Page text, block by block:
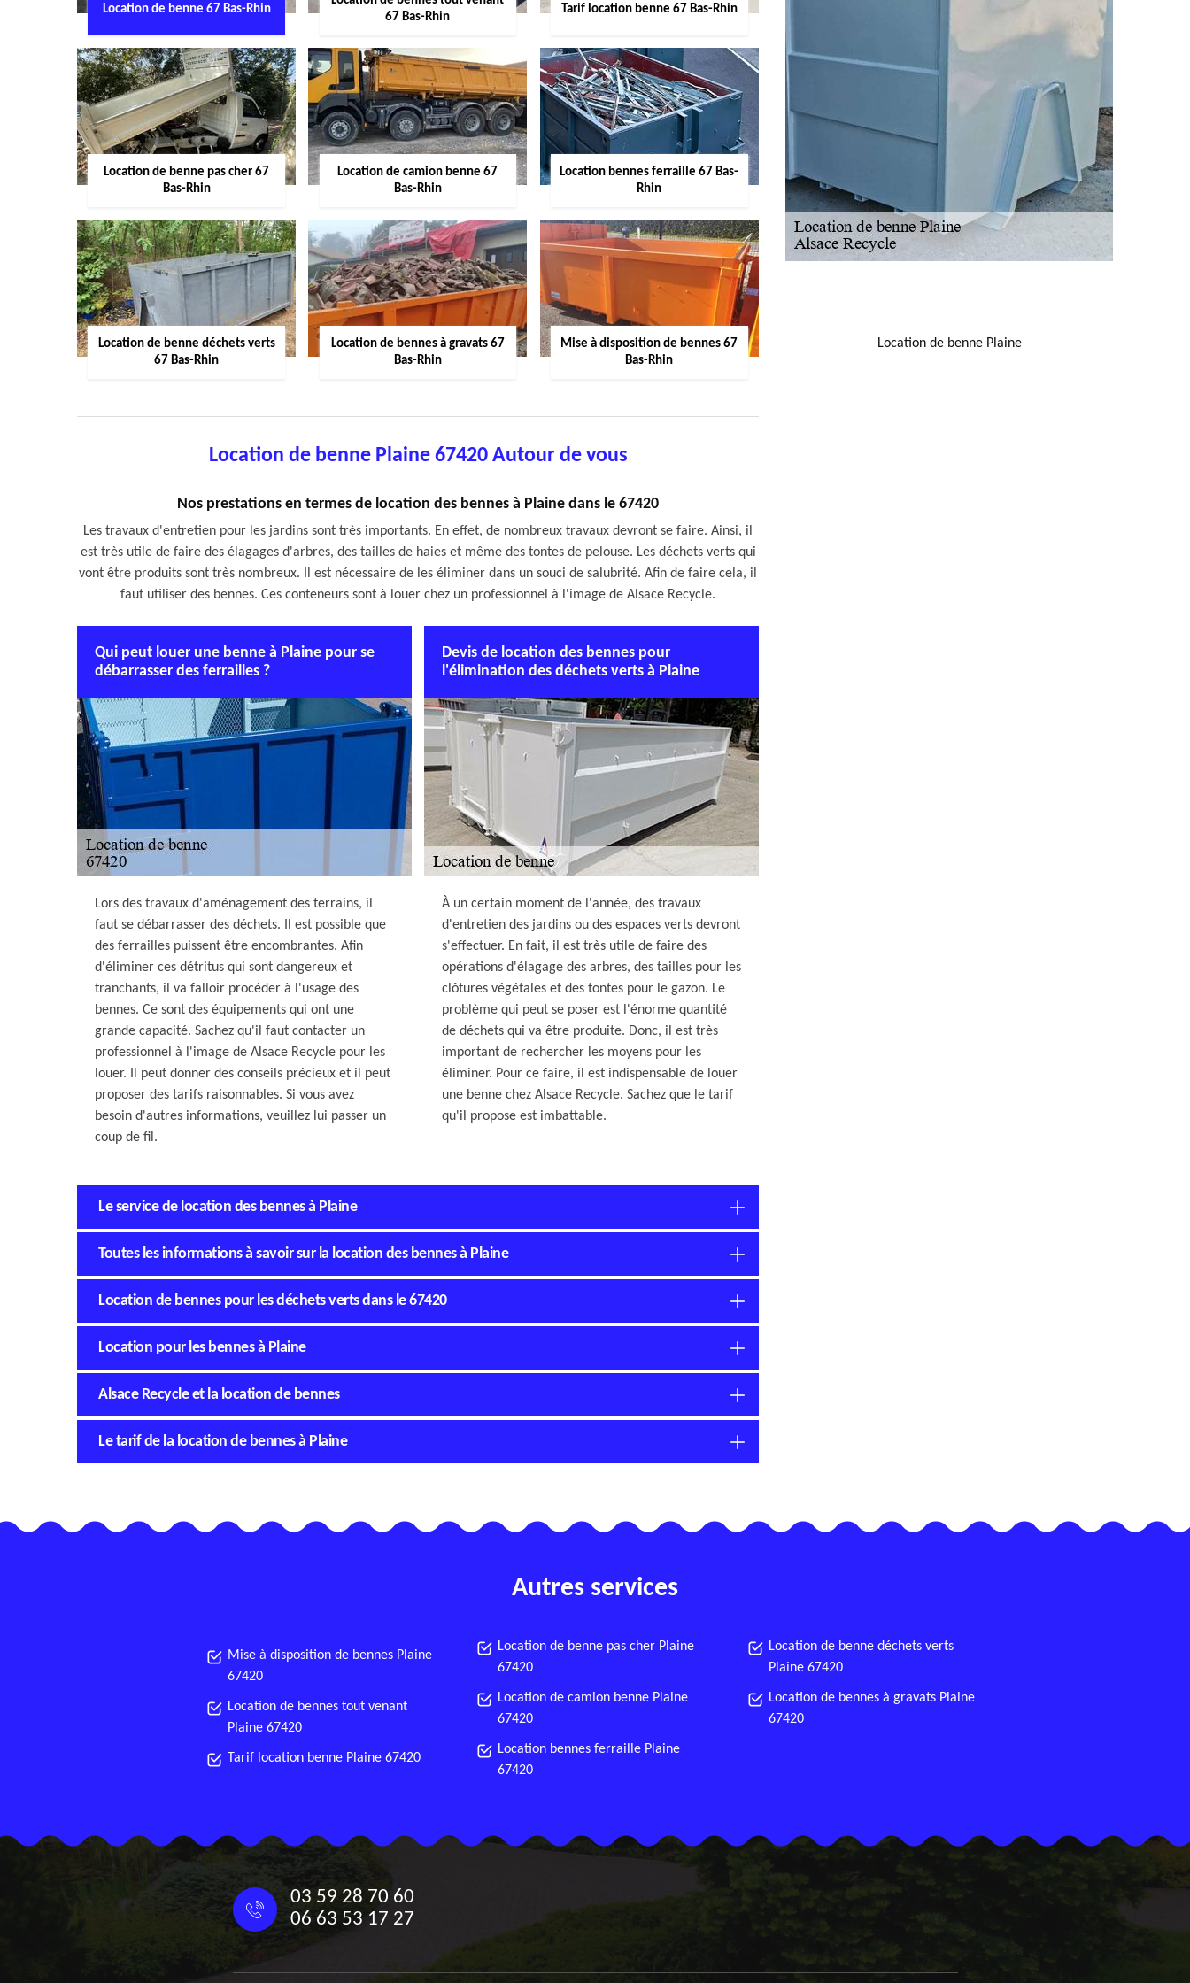
Location de benne 67 Bas-Rhin
67 Bas-Rhin
Tarif location benne 67 Bas-Rhin
Location de benne pas cher 67
Bas-Rhin
Location de camion benne 67
Bas-Rhin
Location bennes ferraille 67 Bas-
Rhin
Location de benne déchets verts
67 Bas-Rhin
Location de bennes à gravats 67
Bas-Rhin
Mise à disposition de bennes 67
Bas-Rhin
Location de benne Plaine 67420 Autour de vous
Nos prestations en termes de location des bennes à Plaine dans le 67420
Les travaux d'entretien pour les jardins sont très importants. En effet, de nombreux travaux devront se faire. Ainsi, il
est très utile de faire des élagages d'arbres, des tailles de haies et même des tontes de pelouse. Les déchets verts qui
vont être produits sont très nombreux. Il est nécessaire de les éliminer dans un souci de salubrité. Afin de faire cela, il
faut utiliser des bennes. Ces conteneurs sont à louer chez un professionnel à l'image de Alsace Recycle.
Qui peut louer une benne à Plaine pour se
débarrasser des ferrailles ?
Lors des travaux d'aménagement des terrains, il
faut se débarrasser des déchets. Il est possible que
des ferrailles puissent être encombrantes. Afin
d'éliminer ces détritus qui sont dangereux et
tranchants, il va falloir procéder à l'usage des
bennes. Ce sont des équipements qui ont une
grande capacité. Sachez qu'il faut contacter un
professionnel à l'image de Alsace Recycle pour les
louer. Il peut donner des conseils précieux et il peut
proposer des tarifs raisonnables. Si vous avez
besoin d'autres informations, veuillez lui passer un
coup de fil.
Devis de location des bennes pour
l'élimination des déchets verts à Plaine
À un certain moment de l'année, des travaux
d'entretien des jardins ou des espaces verts devront
s'effectuer. En fait, il est très utile de faire des
opérations d'élagage des arbres, des tailles pour les
clôtures végétales et des tontes pour le gazon. Le
problème qui peut se poser est l'énorme quantité
de déchets qui va être produite. Donc, il est très
important de rechercher les moyens pour les
éliminer. Pour ce faire, il est indispensable de louer
une benne chez Alsace Recycle. Sachez que le tarif
qu'il propose est imbattable.
Le service de location des bennes à Plaine
Toutes les informations à savoir sur la location des bennes à Plaine
Location de bennes pour les déchets verts dans le 67420
Location pour les bennes à Plaine
Alsace Recycle et la location de bennes
Le tarif de la location de bennes à Plaine
Location de benne Plaine
Autres services
Mise à disposition de bennes Plaine
67420
Location de bennes tout venant
Plaine 67420
Tarif location benne Plaine 67420
Location de benne pas cher Plaine
67420
Location de camion benne Plaine
67420
Location bennes ferraille Plaine
67420
Location de benne déchets verts
Plaine 67420
Location de bennes à gravats Plaine
67420
03 59 28 70 60
06 63 53 17 27